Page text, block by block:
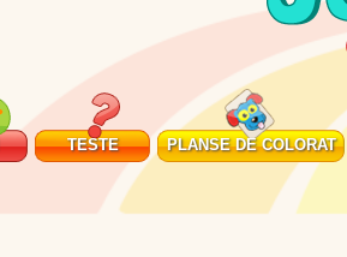
TESTE PLANSE DE COLORAT